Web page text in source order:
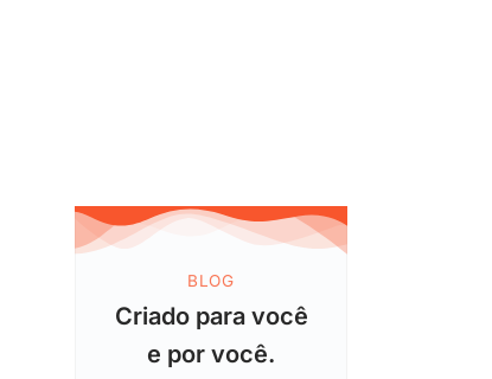
BLOG
Criado para você
e por você.